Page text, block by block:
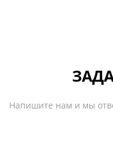
Напишите нам и мы